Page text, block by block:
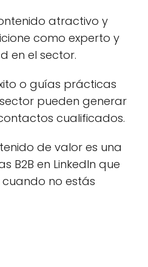
atractivo y
como experto y
en el sector.
o guías prácticas
pueden generar
cualificados.
de valor es una
B2B en LinkedIn que
no estás